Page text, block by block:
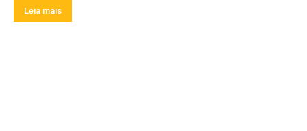
Leia mais